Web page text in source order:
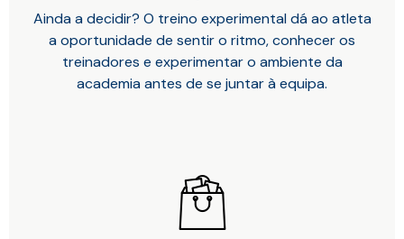
Ainda a decidir? O treino experimental dá ao atleta
a oportunidade de sentir o ritmo, conhecer os
treinadores e experimentar o ambiente da
academia antes de se juntar à equipa.